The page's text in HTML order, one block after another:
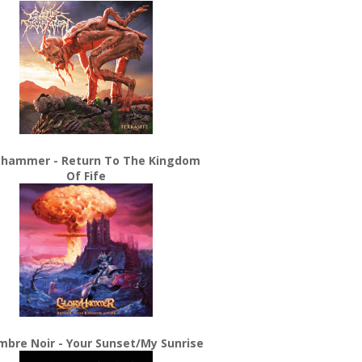
- Return To The Kingdom
Of Fife
Noir - Your Sunset/My Sunrise